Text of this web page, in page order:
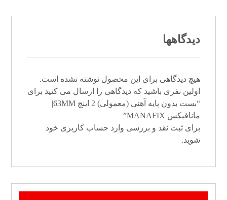
دیدگاهها
هیچ دیدگاهی برای این محصول نوشته نشده است.
اولین نفری باشید که دیدگاهی را ارسال می کنید برای
“بست بدون پایه آهنی (معمولی) 2 اینچ 63MM|
مانافیکس MANAFIX”
برای ثبت نقد و بررسی وارد حساب کاربری خود
شوید.